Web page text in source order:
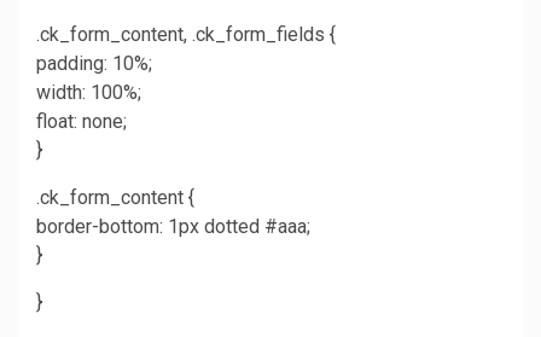
.ck_form_content, .ck_form_fields {
padding: 10%;
width: 100%;
float: none;
}
.ck_form_content {
border-bottom: 1px dotted #aaa;
}
}